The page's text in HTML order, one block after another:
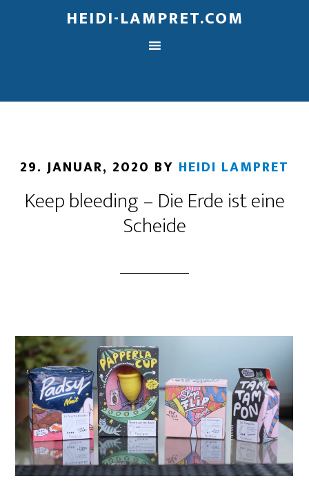
HEIDI-LAMPRET.COM
29. JANUAR, 2020 BY HEIDI LAMPRET
Keep bleeding – Die Erde ist eine
Scheide